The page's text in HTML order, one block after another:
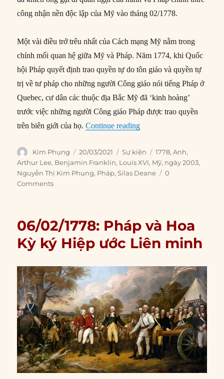
công nhận nền độc lập của Mỹ vào tháng 02/1778.
Một vài điều trớ trêu nhất của Cách mạng Mỹ nằm trong
chính mối quan hệ giữa Mỹ và Pháp. Năm 1774, khi Quốc
hội Pháp quyết định trao quyền tự do tôn giáo và quyền tự
trị về tư pháp cho những người Công giáo nói tiếng Pháp ở
Quebec, cư dân các thuộc địa Bắc Mỹ đã ‘kinh hoàng’
trước việc những người Công giáo Pháp được trao quyền
trên biên giới của họ.Continue reading“20/03/1778: Vua Louis
Author
Kim Phụng
Posted
on
20/03/2021 Categories
Sự kiện Tags
1778,Anh,
Arthur Lee, Benjamin Franklin, Louis XVI, Mỹ, ngày 2003,
Nguyễn Thị Kim Phụng, Pháp,Silas Deane
0
Comments
06/02/1778: Pháp và Hoa
Kỳ ký Hiệp ước Liên minh